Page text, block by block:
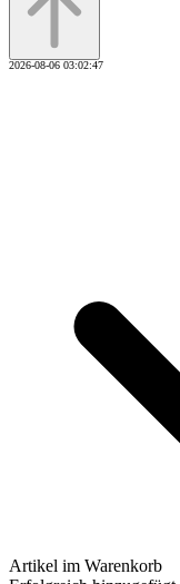
2026-08-06 03:02:47
Artikel im Warenkorb